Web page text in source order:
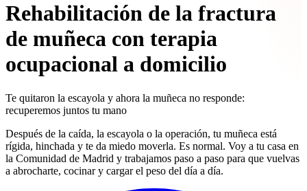
Rehabilitación de la fractura
de muñeca con terapia
ocupacional a domicilio
Te quitaron la escayola y ahora la muñeca no responde:
recuperemos juntos tu mano
Después de la caída, la escayola o la operación, tu muñeca está
rígida, hinchada y te da miedo moverla. Es normal. Voy a tu casa en
la Comunidad de Madrid y trabajamos paso a paso para que vuelvas
a abrocharte, cocinar y cargar el peso del día a día.